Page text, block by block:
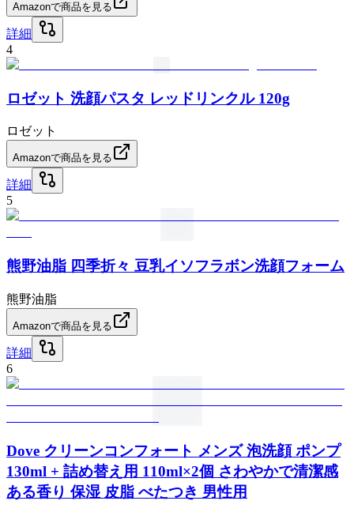
Amazonで商品を見る
詳細
4
ロゼット 洗顔パスタ レッドリンクル 120g
ロゼット
Amazonで商品を見る
詳細
5
熊野油脂 四季折々 豆乳イソフラボン洗顔フォーム
熊野油脂
Amazonで商品を見る
詳細
6
Dove クリーンコンフォート メンズ 泡洗顔 ポンプ
130ml + 詰め替え用 110ml×2個 さわやかで清潔感
ある香り 保湿 皮脂 べたつき 男性用